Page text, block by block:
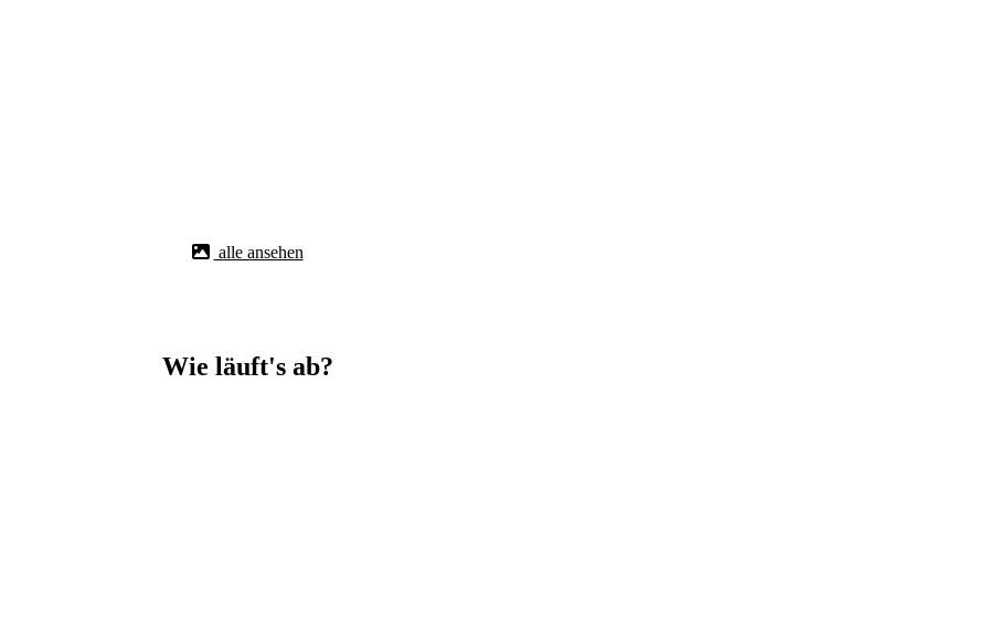
alle ansehen
Wie läuft's ab?